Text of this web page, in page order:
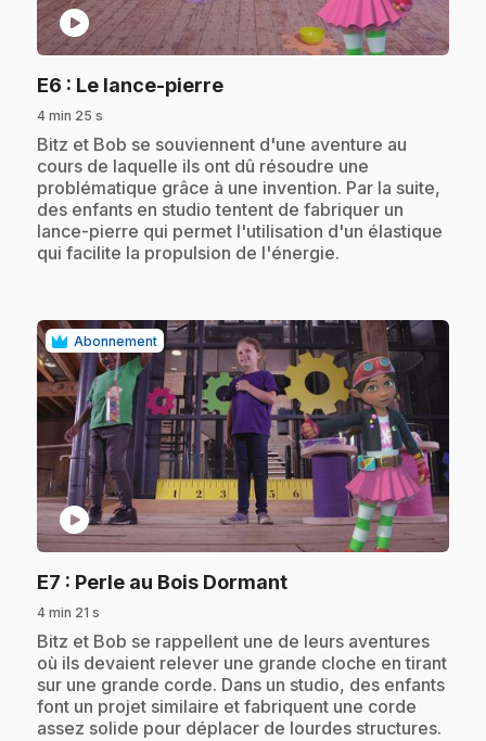
play_circle
E6 : Le lance-pierre.
4 min 25 s
.Bitz et Bob se souviennent d'une aventure au
cours de laquelle ils ont dû résoudre une
problématique grâce à une invention. Par la suite,
des enfants en studio tentent de fabriquer un
lance-pierre qui permet l'utilisation d'un élastique
qui facilite la propulsion de l'énergie.
Abonnement
play_circle
E7 : Perle au Bois Dormant.
4 min 21 s
.Bitz et Bob se rappellent une de leurs aventures
où ils devaient relever une grande cloche en tirant
sur une grande corde. Dans un studio, des enfants
font un projet similaire et fabriquent une corde
assez solide pour déplacer de lourdes structures.